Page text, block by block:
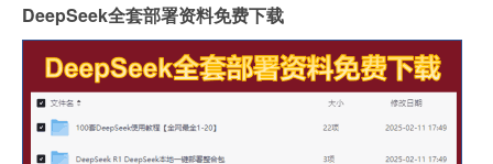
DeepSeek全套部署资料免费下载